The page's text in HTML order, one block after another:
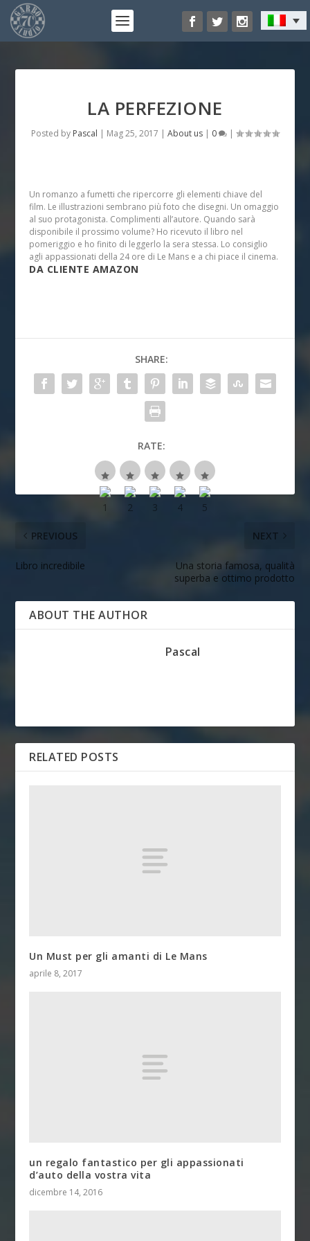
LA PERFEZIONE
Posted by Pascal | Mag 25, 2017 | About us | 0 |
Un romanzo a fumetti che ripercorre gli elementi chiave del
film. Le illustrazioni sembrano più foto che disegni. Un omaggio
al suo protagonista. Complimenti all’autore. Quando sarà
disponibile il prossimo volume? Ho ricevuto il libro nel
pomeriggio e ho finito di leggerlo la sera stessa. Lo consiglio
agli appassionati della 24 ore di Le Mans e a chi piace il cinema.
DA CLIENTE AMAZON
SHARE:
RATE:
PREVIOUS
Libro incredibile
NEXT
Una storia famosa, qualità
superba e ottimo prodotto
ABOUT THE AUTHOR
Pascal
RELATED POSTS
Un Must per gli amanti di Le Mans
aprile 8, 2017
un regalo fantastico per gli appassionati
d’auto della vostra vita
dicembre 14, 2016